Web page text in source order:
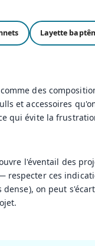
Layette
des
et accessoires
qui évite la
l'éventail des
respecter ces
on peut